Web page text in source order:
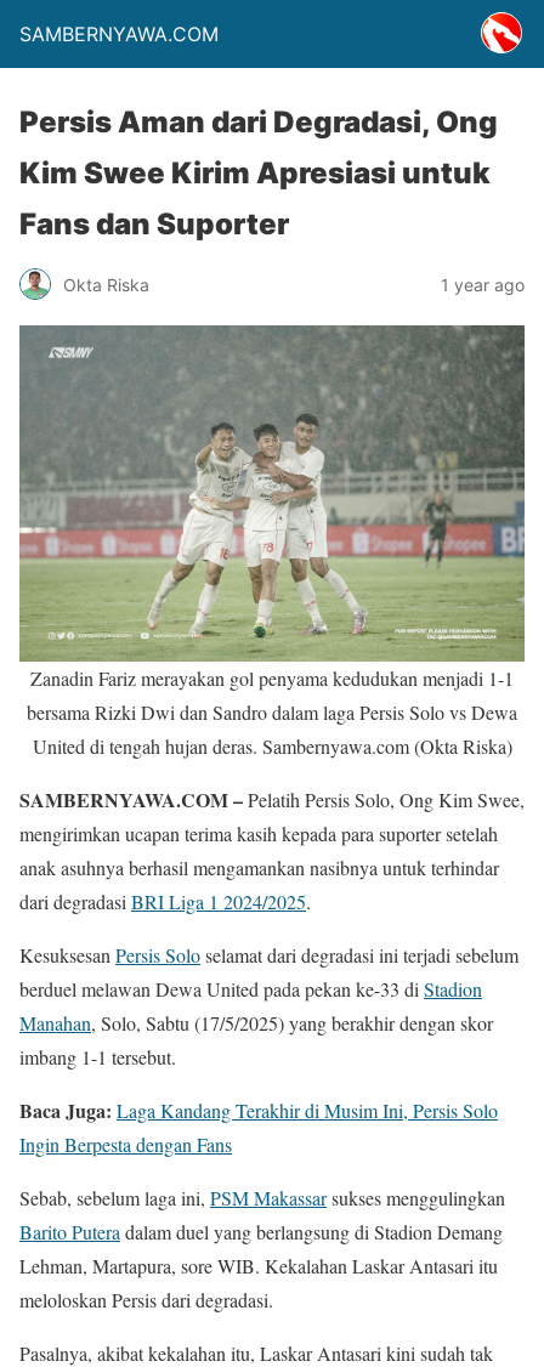
SAMBERNYAWA.COM
Persis Aman dari Degradasi, Ong
Kim Swee Kirim Apresiasi untuk
Fans dan Suporter
Okta Riska 1 year ago
Zanadin Fariz merayakan gol penyama kedudukan menjadi 1-1
bersama Rizki Dwi dan Sandro dalam laga Persis Solo vs Dewa
United di tengah hujan deras. Sambernyawa.com (Okta Riska)
SAMBERNYAWA.COM –Pelatih Persis Solo, Ong Kim Swee,
mengirimkan ucapan terima kasih kepada para suporter setelah
anak asuhnya berhasil mengamankan nasibnya untuk terhindar
dari degradasi BRI Liga 1 2024/2025.
Kesuksesan Persis Soloselamat dari degradasi ini terjadi sebelum
berduel melawan Dewa United pada pekan ke-33 di Stadion
Manahan, Solo, Sabtu (17/5/2025) yang berakhir dengan skor
imbang 1-1 tersebut.
Baca Juga: Laga Kandang Terakhir di Musim Ini, Persis Solo
Ingin Berpesta dengan Fans
Sebab, sebelum laga ini, PSM Makassarsukses menggulingkan
Barito Putera dalam duel yang berlangsung di Stadion Demang
Lehman, Martapura, sore WIB. Kekalahan Laskar Antasari itu
meloloskan Persis dari degradasi.
Pasalnya, akibat kekalahan itu, Laskar Antasari kini sudah tak